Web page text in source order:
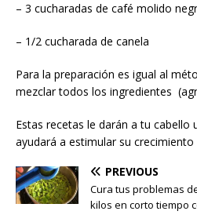
– 3 cucharadas de café molido
– 1/2 cucharada de canela
Para la preparación es igual al
mezclar todos los ingredientes
Estas recetas le darán a tu cabello
ayudará a estimular su
PREVIOUS
Cura tus problemas
kilos en corto tiempo